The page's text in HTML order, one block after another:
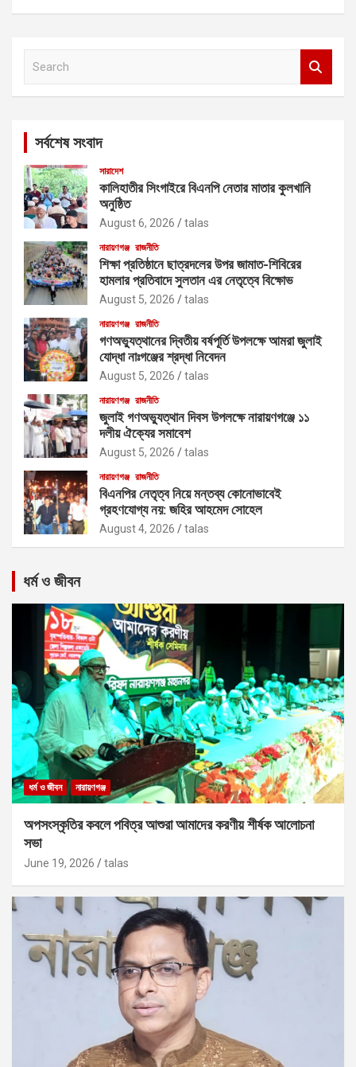
সর্বশেষ সংবাদ
সারাদেশ
কালিহাতীর সিংগাইরে বিএনপি নেতার মাতার কুলখানি
অনুষ্ঠিত
August 6, 2026 talas
নারায়ণগঞ্জ রাজনীতি
শিক্ষা প্রতিষ্ঠানে ছাত্রদলের উপর জামাত-শিবিরের
হামলার প্রতিবাদে সুলতান এর নেতৃত্বে বিক্ষোভ
August 5, 2026 talas
নারায়ণগঞ্জ রাজনীতি
গণঅভ্যুত্থানের দ্বিতীয় বর্ষপূর্তি উপলক্ষে আমরা জুলাই
যোদ্ধা নাঃগঞ্জের শ্রদ্ধা নিবেদন
August 5, 2026 talas
নারায়ণগঞ্জ রাজনীতি
জুলাই গণঅভ্যুত্থান দিবস উপলক্ষে নারায়ণগঞ্জে ১১
দলীয় ঐক্যের সমাবেশ
August 5, 2026 talas
নারায়ণগঞ্জ রাজনীতি
বিএনপির নেতৃত্ব নিয়ে মন্তব্য কোনোভাবেই
গ্রহণযোগ্য নয়: জহির আহমেদ সোহেল
August 4, 2026 talas
ধর্ম ও জীবন
ধর্ম ও জীবন নারায়ণগঞ্জ
অপসংস্কৃতির কবলে পবিত্র আশুরা আমাদের করণীয় শীর্ষক আলোচনা
সভা
June 19, 2026 talas